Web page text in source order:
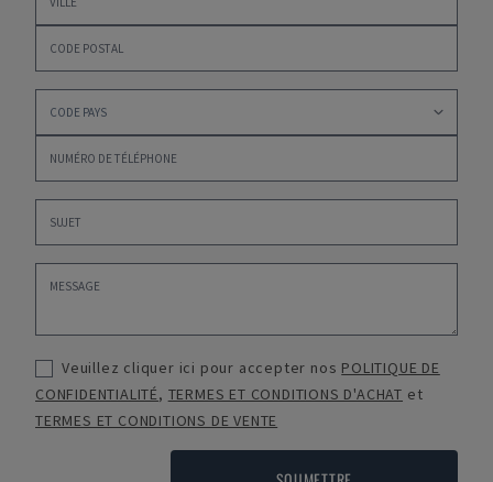
Veuillez cliquer ici pour accepter nos POLITIQUE DE
CONFIDENTIALITÉ, TERMES ET CONDITIONS D'ACHAT et
TERMES ET CONDITIONS DE VENTE